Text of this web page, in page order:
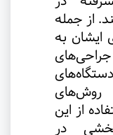
از جمله
ایشان به
روش‌های
از این
در